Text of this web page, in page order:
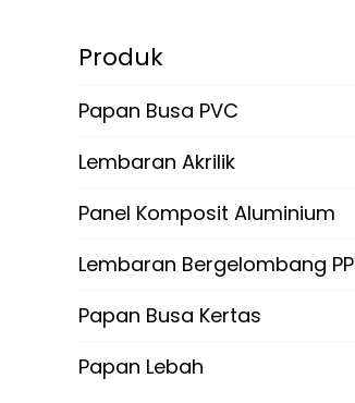
Produk
Papan Busa PVC
Lembaran Akrilik
Panel Komposit Aluminium
Lembaran Bergelombang PP
Papan Busa Kertas
Papan Lebah